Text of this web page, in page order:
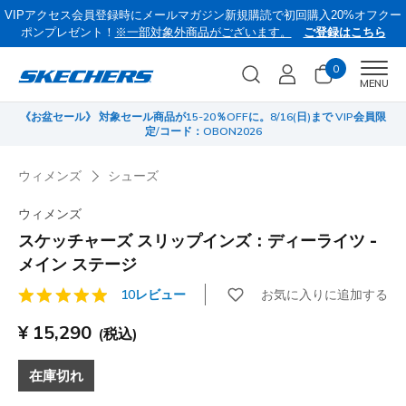
VIPアクセス会員登録時にメールマガジン新規購読で初回購入20%オフクー
ポンプレゼント！ ※一部対象外商品がございます。 ご登録はこちら
0
MENU
《お盆セール》 対象セール商品が15-20％OFFに。8/16(日)まで VIP会員限
定/コード：OBON2026
ウィメンズ シューズ
ウィメンズ
スケッチャーズ スリップインズ：ディーライツ -
メイン ステージ
顧客評価4.3/5件10レビュー お気に入りに追加する
¥ 15,290 (税込)
在庫切れ